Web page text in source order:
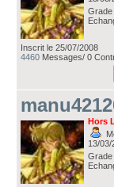
Grade
Inscrit le 25/07/2008
4460 Messages/ 0
Hors
13/03/
Grade